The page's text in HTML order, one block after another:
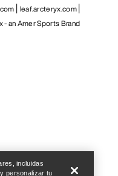
leaf.arcteryx.com
- an Amer Sports Brand
incluidas
personalizar tu